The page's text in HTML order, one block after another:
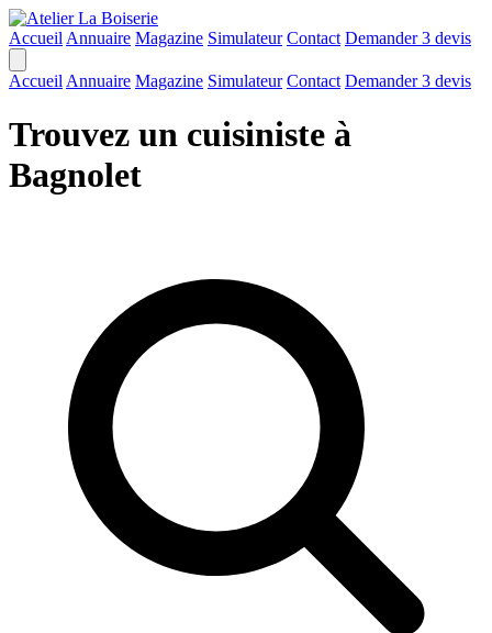
Accueil Annuaire Magazine Simulateur Contact Demander 3 devis
Accueil Annuaire Magazine Simulateur Contact Demander 3 devis
Trouvez un cuisiniste à
Bagnolet